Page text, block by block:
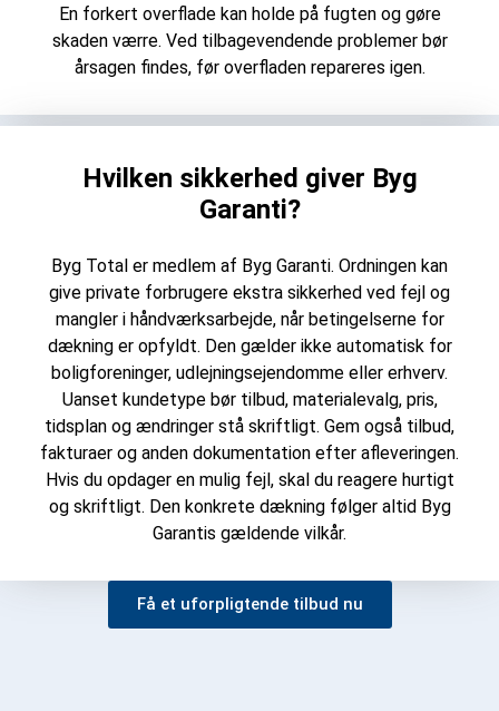
En forkert overflade kan holde på fugten og gøre
skaden værre. Ved tilbagevendende problemer bør
årsagen findes, før overfladen repareres igen.
Hvilken sikkerhed giver Byg
Garanti?
Byg Total er medlem af Byg Garanti. Ordningen kan
give private forbrugere ekstra sikkerhed ved fejl og
mangler i håndværksarbejde, når betingelserne for
dækning er opfyldt. Den gælder ikke automatisk for
boligforeninger, udlejningsejendomme eller erhverv.
Uanset kundetype bør tilbud, materialevalg, pris,
tidsplan og ændringer stå skriftligt. Gem også tilbud,
fakturaer og anden dokumentation efter afleveringen.
Hvis du opdager en mulig fejl, skal du reagere hurtigt
og skriftligt. Den konkrete dækning følger altid Byg
Garantis gældende vilkår.
Få et uforpligtende tilbud nu